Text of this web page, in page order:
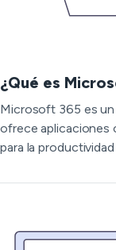
¿Qué es
Microsoft 365 es
ofrece aplicaciones
para la